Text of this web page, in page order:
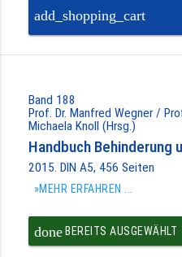
add_shopping_cart
Band 188
Prof. Dr. Manfred Wegner /
Michaela Knoll (Hrsg.)
Handbuch Behinderung
2015. DIN A5, 456 Seiten
»MEHR ERFAHREN ...
doneBEREITS AUSGEWÄHLT